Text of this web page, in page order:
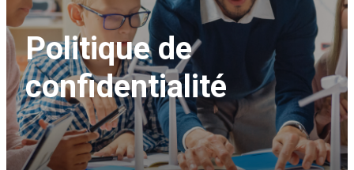
Politique de
confidentialité